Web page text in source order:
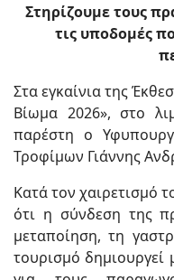
Στηρίζουμε τους
τις υποδομές
Στα εγκαίνια της
Βίωμα 2026», στο
παρέστη ο
Τροφίμων Γιάννης
Κατά τον χαιρετισμό
ότι η σύνδεση της
μεταποίηση, τη
τουρισμό δημιουργεί